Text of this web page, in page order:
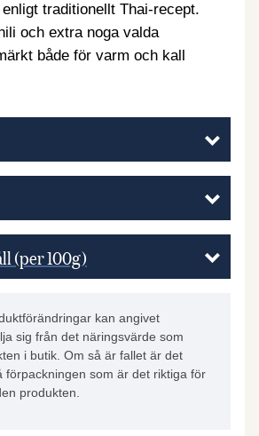
traditionellt Thai-recept.
och extra noga valda
både för varm och kall
(per 100g)
kan angivet
sig från det näringsvärde som
i butik. Om så är fallet är det
förpackningen som är det riktiga för
produkten.